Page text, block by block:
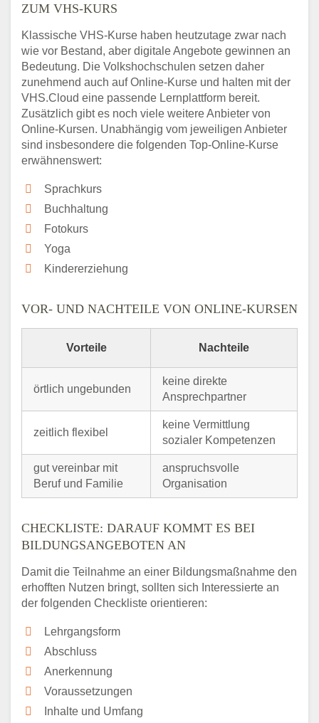
ZUM VHS-KURS
Klassische VHS-Kurse haben heutzutage zwar nach
wie vor Bestand, aber digitale Angebote gewinnen an
Bedeutung. Die Volkshochschulen setzen daher
zunehmend auch auf Online-Kurse und halten mit der
VHS.Cloud eine passende Lernplattform bereit.
Zusätzlich gibt es noch viele weitere Anbieter von
Online-Kursen. Unabhängig vom jeweiligen Anbieter
sind insbesondere die folgenden Top-Online-Kurse
erwähnenswert:
Sprachkurs
Buchhaltung
Fotokurs
Yoga
Kindererziehung
VOR- UND NACHTEILE VON ONLINE-KURSEN
Vorteile Nachteile
örtlich ungebunden
keine direkte
Ansprechpartner
zeitlich flexibel
keine Vermittlung
sozialer Kompetenzen
gut vereinbar mit
Beruf und Familie
anspruchsvolle
Organisation
CHECKLISTE: DARAUF KOMMT ES BEI
BILDUNGSANGEBOTEN AN
Damit die Teilnahme an einer Bildungsmaßnahme den
erhofften Nutzen bringt, sollten sich Interessierte an
der folgenden Checkliste orientieren:
Lehrgangsform
Abschluss
Anerkennung
Voraussetzungen
Inhalte und Umfang